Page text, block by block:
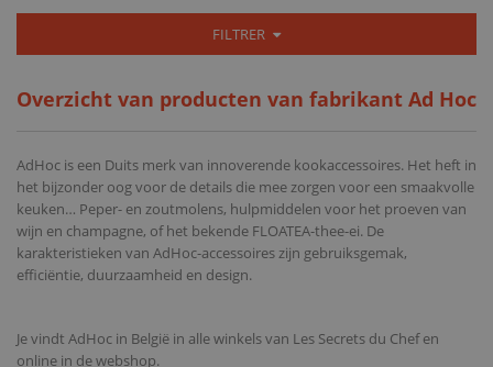
FILTRER
Overzicht van producten van fabrikant Ad Hoc
AdHoc is een Duits merk van innoverende kookaccessoires. Het heft in
het bijzonder oog voor de details die mee zorgen voor een smaakvolle
keuken… Peper- en zoutmolens, hulpmiddelen voor het proeven van
wijn en champagne, of het bekende FLOATEA-thee-ei. De
karakteristieken van AdHoc-accessoires zijn gebruiksgemak,
efficiëntie, duurzaamheid en design.
Je vindt AdHoc in België in alle winkels van Les Secrets du Chef en
online in de webshop.